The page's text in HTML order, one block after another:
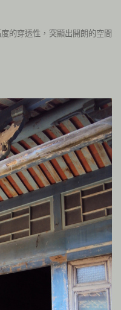
的穿透性，突顯出開朗的空間